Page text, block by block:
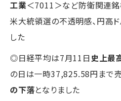
工業＜7011＞など防衛関連銘
米大統領選の不透明感、円高
した
◎日経平均は7月11日 史上最
の日は一時37,825.58円まで売
の下落となりました